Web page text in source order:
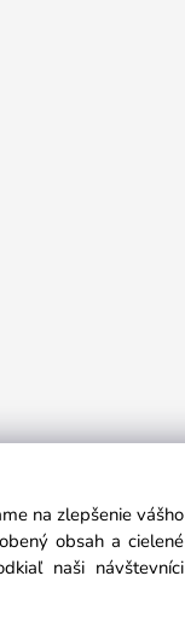
na zlepšenie vášho
obsah a cielené
naši návštevníci